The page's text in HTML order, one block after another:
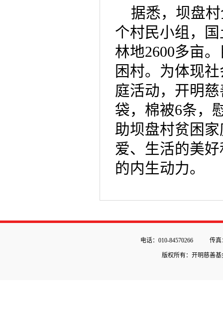
据悉，坝盘
个村民小组，
林地2600多亩
困村。为体现
庭活动，开明
袋，棉被6条，
助坝盘村贫困
爱、生活的美
的内生动力。
电话：010-84570266 传真
版权所有：开明慈善基